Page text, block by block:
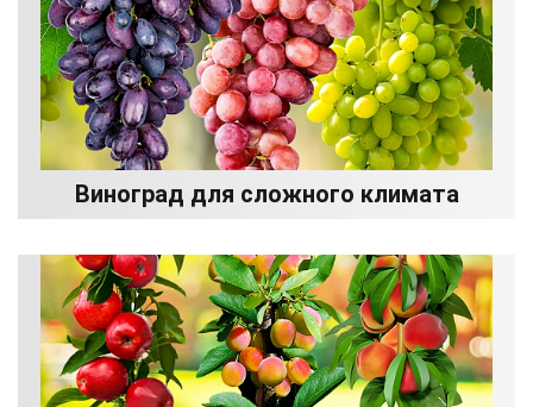
Виноград для сложного климата